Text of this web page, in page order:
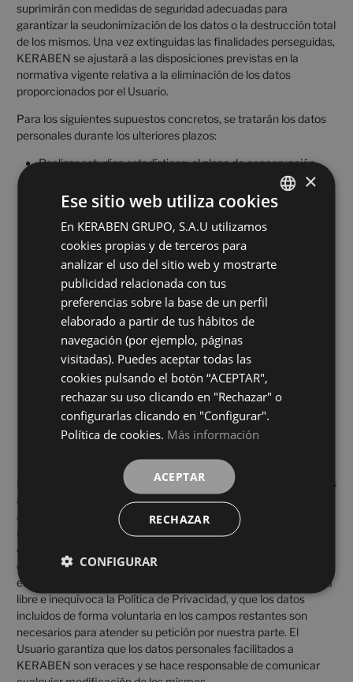
suprimirán con medidas de seguridad adecuadas para
garantizar la seudonimización de los datos o la destrucción total
de los mismos. Una vez extinguidas las finalidades perseguidas,
KERABEN se ajustará a las disposiciones previstas en la
normativa vigente relativa a la eliminación de los datos
proporcionados por el Usuario.
Para los siguientes supuestos concretos, se tratarán los datos
personales durante los ulteriores plazos:
Realizar estudios estadísticos: el plazo de conservación
deberá ser proporcional al objetivo perseguido, respetando
en lo esencial el derecho a la protección de datos y
proteger los intereses y derechos fundamentales del
Usuario.
Procesos de selección:Los datos se conservarán mientras
el candidato no manifieste su derecho de cancelación. El
plazo máximo de conservación de información curricular
por parte de nuestra empresa será de tres (3) años.
Creahome 3D
: sujeto a los términos de privacidad
www.tilelook.com. KERABEN sólo conservará los datos
a efectos estadísticos de descargas y uso del software.
LEGITIMACIÓN PARA EL TRATAMIENTO DE LOS
Los Usuarios que acceden a nuestra página web, o envían datos
a través de los medios de contacto electrónicos indicados,
aceptan esta Política de Privacidad. Del mismo modo, los que
rellenan formularios mediante la marcación de las casillas
correspondientes y entrada de datos en los campos, marcados
con un asterisco (*) en el formulario de contacto o presentados
en formularios de descarga, aceptan expresamente y de forma
libre e inequívoca la Política de Privacidad, y que los datos
incluidos de forma voluntaria en los campos restantes son
necesarios para atender su petición por nuestra parte. El
Usuario garantiza que los datos personales facilitados a
KERABEN son veraces y se hace responsable de comunicar
×
Ese sitio web utiliza cookies
En KERABEN GRUPO, S.A.U utilizamos
cookies propias y de terceros para
analizar el uso del sitio web y mostrarte
publicidad relacionada con tus
preferencias sobre la base de un perfil
elaborado a partir de tus hábitos de
navegación (por ejemplo, páginas
visitadas). Puedes aceptar todas las
cookies pulsando el botón “ACEPTAR",
rechazar su uso clicando en "Rechazar" o
configurarlas clicando en "Configurar".
Política de cookies. Más información
ACEPTAR
RECHAZAR
CONFIGURAR